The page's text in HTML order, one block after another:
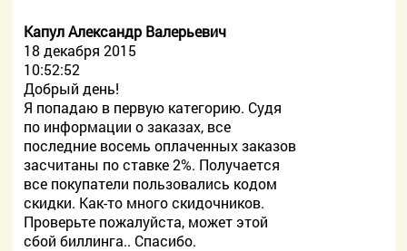
Капул Александр Валерьевич
18 декабря 2015
10:52:52
Добрый день!
Я попадаю в первую категорию. Судя
по информации о заказах, все
последние восемь оплаченных заказов
засчитаны по ставке 2%. Получается
все покупатели пользовались кодом
скидки. Как-то много скидочников.
Проверьте пожалуйста, может этой
сбой биллинга.. Спасибо.